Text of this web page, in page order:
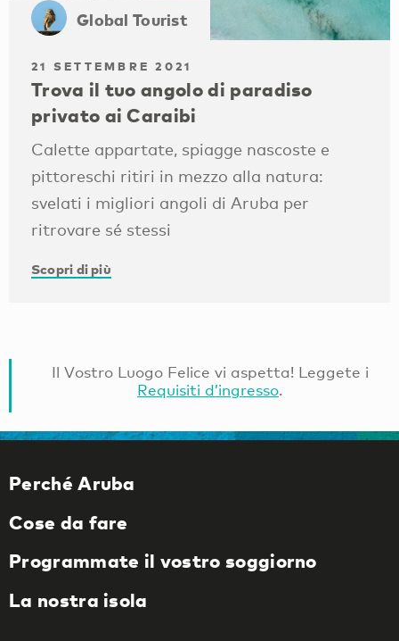
Global Tourist
21 SETTEMBRE 2021
Trova il tuo angolo di paradiso
privato ai Caraibi
Calette appartate, spiagge nascoste e
pittoreschi ritiri in mezzo alla natura:
svelati i migliori angoli di Aruba per
ritrovare sé stessi
Scopri di più
Il Vostro Luogo Felice vi aspetta! Leggete i
Requisiti d’ingresso.
Perché Aruba
Cose da fare
Programmate il vostro soggiorno
La nostra isola